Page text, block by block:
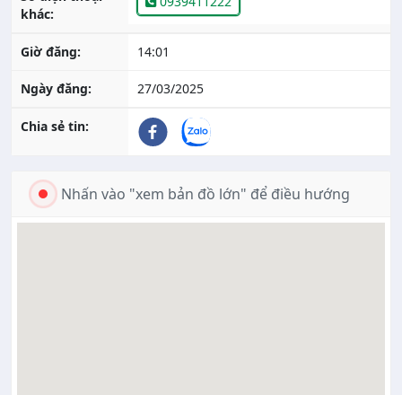
khác:
Giờ đăng: 14:01
Ngày đăng: 27/03/2025
Chia sẻ tin:
Nhấn vào "xem bản đồ lớn" để điều hướng